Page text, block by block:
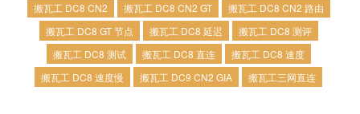
搬瓦工 DC8 CN2
搬瓦工 DC8 CN2 GT
搬瓦工 DC8 CN2 路由
搬瓦工 DC8 GT 节点
搬瓦工 DC8 延迟
搬瓦工 DC8 测评
搬瓦工 DC8 测试
搬瓦工 DC8 直连
搬瓦工 DC8 速度
搬瓦工 DC8 速度慢
搬瓦工 DC9 CN2 GIA 搬瓦工三网直连